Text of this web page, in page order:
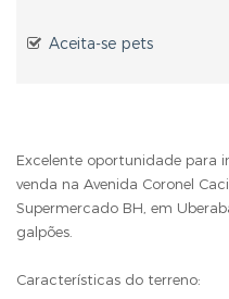
Aceita-se pets
Excelente oportunidade para
venda na Avenida Coronel
Supermercado BH, em
galpões.
Características do terreno: